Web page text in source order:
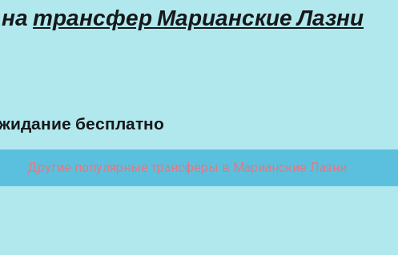
трансфер Марианские Лазни
бесплатно
Другие популярные трансферы в Марианские Лазни